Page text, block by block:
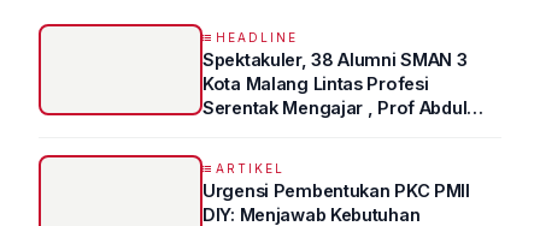
HEADLINE
Spektakuler, 38 Alumni SMAN 3
Kota Malang Lintas Profesi
Serentak Mengajar , Prof Abdul
ARTIKEL
Urgensi Pembentukan PKC PMII
DIY: Menjawab Kebutuhan